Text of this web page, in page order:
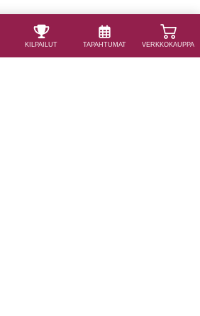
KILPAILUT TAPAHTUMAT VERKKOKAUPPA